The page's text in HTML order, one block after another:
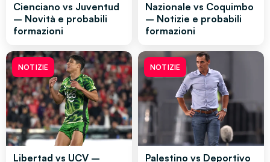
Cienciano vs Juventud
– Novità e probabili
formazioni
Nazionale vs Coquimbo
– Notizie e probabili
formazioni
NOTIZIE
Libertad vs UCV –
NOTIZIE
Palestino vs Deportivo